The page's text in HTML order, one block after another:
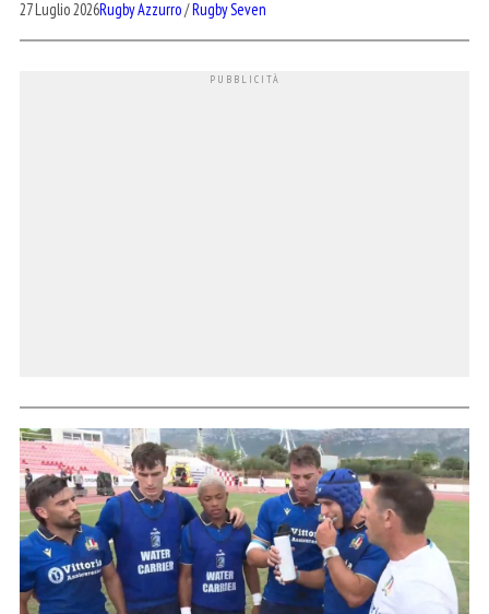
27 Luglio 2026Rugby Azzurro/Rugby Seven